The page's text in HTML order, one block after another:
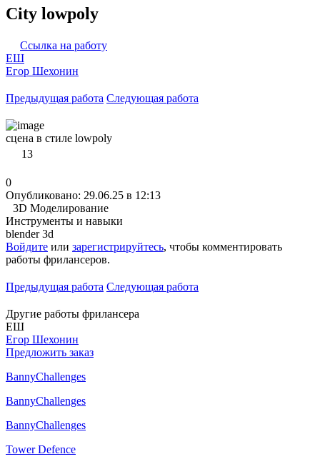
City lowpoly
Ссылка на работу
ЕШ
Егор Шехонин
Предыдущая работа Следующая работа
сцена в стиле lowpoly
13
0
Опубликовано: 29.06.25 в 12:13
3D Моделирование
Инструменты и навыки
blender 3d
Войдите или зарегистрируйтесь, чтобы комментировать
работы фрилансеров.
Предыдущая работа Следующая работа
Другие работы фрилансера
ЕШ
Егор Шехонин
Предложить заказ
BannyChallenges
BannyChallenges
BannyChallenges
Tower Defence